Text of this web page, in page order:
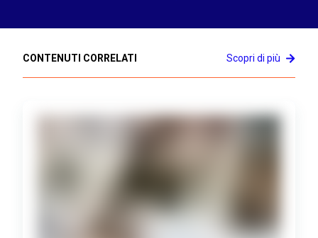
CONTENUTI CORRELATI Scopri di più